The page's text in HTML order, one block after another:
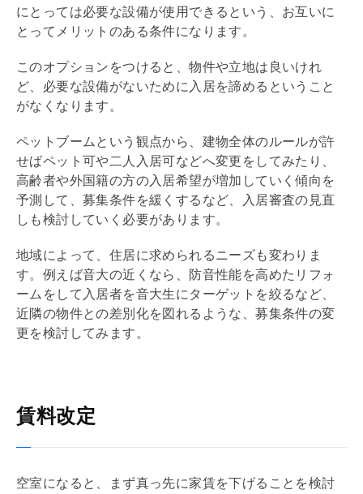
にとっては必要な設備が使用できるという、お互いに
とってメリットのある条件になります。
このオプションをつけると、物件や立地は良いけれ
ど、必要な設備がないために入居を諦めるということ
がなくなります。
ペットブームという観点から、建物全体のルールが許
せばペット可や二人入居可などへ変更をしてみたり、
高齢者や外国籍の方の入居希望が増加していく傾向を
予測して、募集条件を緩くするなど、入居審査の見直
しも検討していく必要があります。
地域によって、住居に求められるニーズも変わりま
す。例えば音大の近くなら、防音性能を高めた リフォ
ーム をして入居者を音大生にターゲットを絞るなど、
近隣の物件との差別化を図れるような、募集条件の変
更を検討してみます。
賃料改定
空室になると、まず真っ先に家賃を下げることを検討